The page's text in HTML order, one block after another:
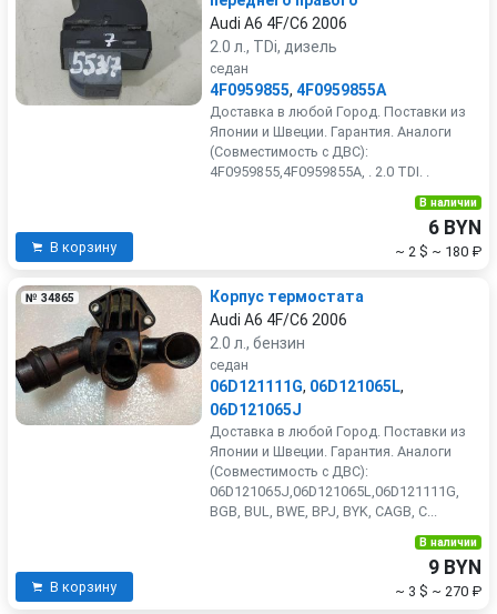
Audi A6 4F/C6 2006
2.0 л., TDi, дизель
седан
4F0959855, 4F0959855A
Доставка в любой Город. Поставки из
Японии и Швеции. Гарантия. Аналоги
(Совместимость с ДВС):
4F0959855,4F0959855A, . 2.0 TDI. .
В корзину
В наличии
6 BYN
~ 2 $ ~ 180 ₽
№ 34865
Корпус термостата
Audi A6 4F/C6 2006
2.0 л., бензин
седан
06D121111G, 06D121065L,
06D121065J
Доставка в любой Город. Поставки из
Японии и Швеции. Гарантия. Аналоги
(Совместимость с ДВС):
06D121065J,06D121065L,06D121111G,
BGB, BUL, BWE, BPJ, BYK, CAGB, C...
В корзину
В наличии
9 BYN
~ 3 $ ~ 270 ₽